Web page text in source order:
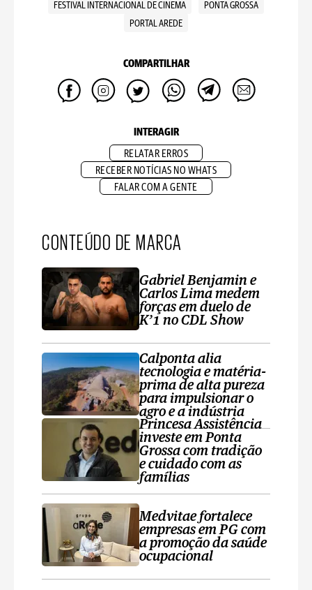
FESTIVAL INTERNACIONAL DE CINEMA
PONTA GROSSA
PORTAL AREDE
COMPARTILHAR
INTERAGIR
RELATAR ERROS
RECEBER NOTÍCIAS NO WHATS
FALAR COM A GENTE
CONTEÚDO DE MARCA
Gabriel Benjamin e
Carlos Lima medem
forças em duelo de
K’1 no CDL Show
Calponta alia
tecnologia e matéria-
prima de alta pureza
para impulsionar o
agro e a indústria
Princesa Assistência
investe em Ponta
Grossa com tradição
e cuidado com as
famílias
Medvitae fortalece
empresas em PG com
a promoção da saúde
ocupacional